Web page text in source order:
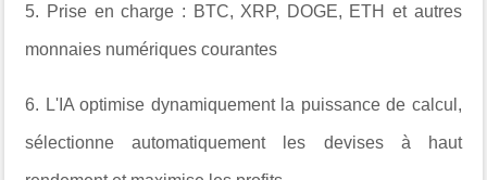
5. Prise en charge : BTC, XRP, DOGE, ETH et autres
monnaies numériques courantes
6. L'IA optimise dynamiquement la puissance de calcul,
sélectionne automatiquement les devises à haut